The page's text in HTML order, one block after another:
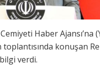
Haber Ajansı’na
toplantısında konuşan
verdi.